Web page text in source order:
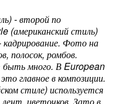
- второй по
(американский стиль)
кадрирование. Фото на
полосок, ромбов.
много. В European
главное в композиции.
стиле) используется